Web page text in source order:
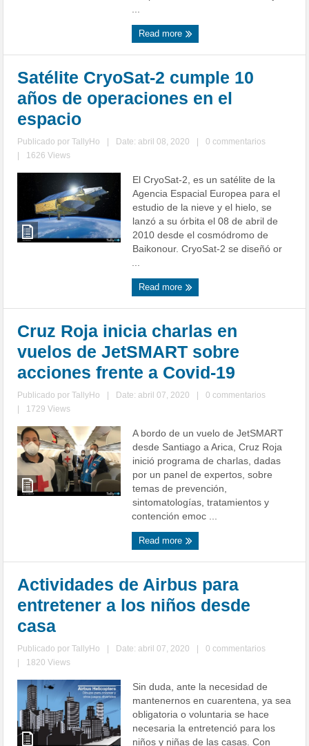
...
Read more
Satélite CryoSat-2 cumple 10
años de operaciones en el
espacio
Publicado porTallyHo Date: abril 08, 2020
0 commentarios
1626 Views
El CryoSat-2, es un satélite de la
Agencia Espacial Europea para el
estudio de la nieve y el hielo, se
lanzó a su órbita el 08 de abril de
2010 desde el cosmódromo de
Baikonour. CryoSat-2 se diseñó or
...
Read more
Cruz Roja inicia charlas en
vuelos de JetSMART sobre
acciones frente a Covid-19
Publicado porTallyHo Date: abril 07, 2020
0 commentarios
1729 Views
A bordo de un vuelo de JetSMART
desde Santiago a Arica, Cruz Roja
inició programa de charlas, dadas
por un panel de expertos, sobre
temas de prevención,
sintomatologías, tratamientos y
contención emoc ...
Read more
Actividades de Airbus para
entretener a los niños desde
casa
Publicado porTallyHo Date: abril 07, 2020
0 commentarios
1820 Views
Sin duda, ante la necesidad de
mantenernos en cuarentena, ya sea
obligatoria o voluntaria se hace
necesaria la entretenció para los
niños y niñas de las casas. Con